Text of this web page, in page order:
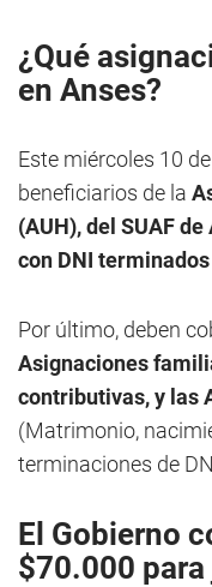
¿Qué
en Anses?
Este miércoles 10
beneficiarios de la
(AUH), del SUAF
con DNI terminados
Por último, deben
Asignaciones
contributivas, y las
(Matrimonio,
terminaciones de
El Gobierno
$70.000